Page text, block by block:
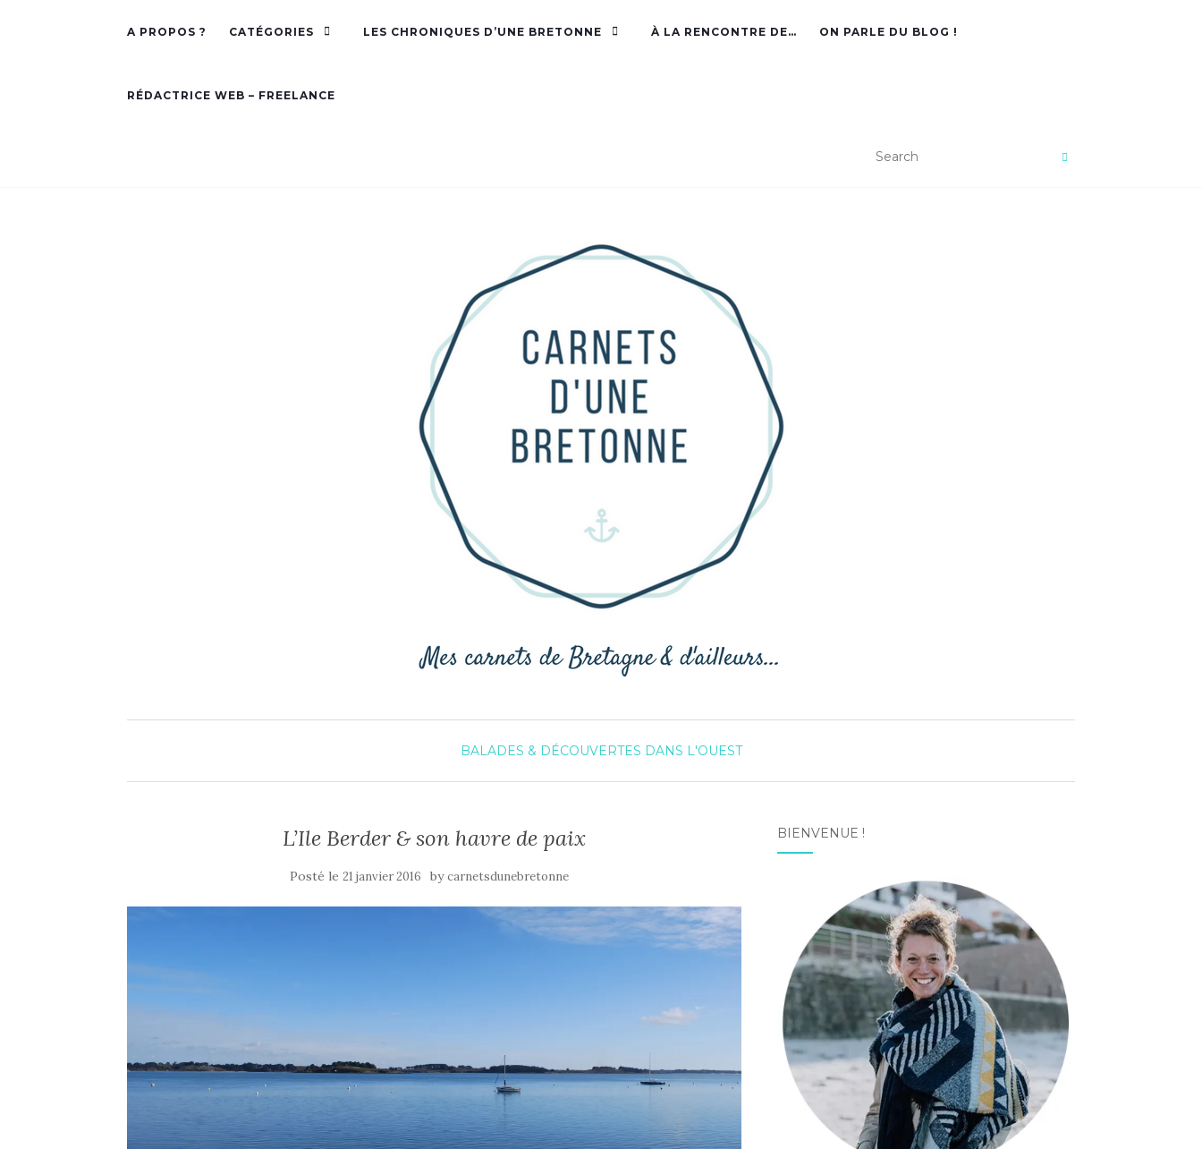
A PROPOS ? CATÉGORIES LES CHRONIQUES D’UNE BRETONNE À LA RENCONTRE DE… ON PARLE DU BLOG !
RÉDACTRICE WEB – FREELANCE
BALADES & DÉCOUVERTES DANS L'OUEST
L’Ile Berder & son havre de paix
Posté le21 janvier 2016 bycarnetsdunebretonne
BIENVENUE !